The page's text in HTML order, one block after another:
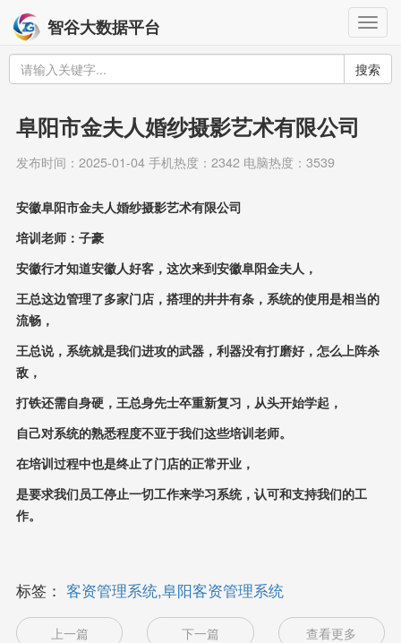
智谷大数据平台
搜索
阜阳市金夫人婚纱摄影艺术有限公司
发布时间：2025-01-04 手机热度：2342 电脑热度：3539
安徽阜阳市金夫人婚纱摄影艺术有限公司
培训老师：子豪
安徽行才知道安徽人好客，这次来到安徽阜阳金夫人，
王总这边管理了多家门店，搭理的井井有条，系统的使用是相当的
流畅，
王总说，系统就是我们进攻的武器，利器没有打磨好，怎么上阵杀
敌，
打铁还需自身硬，王总身先士卒重新复习，从头开始学起，
自己对系统的熟悉程度不亚于我们这些培训老师。
在培训过程中也是终止了门店的正常开业，
是要求我们员工停止一切工作来学习系统，认可和支持我们的工
作。
标签： 客资管理系统,阜阳客资管理系统
上一篇 下一篇 查看更多